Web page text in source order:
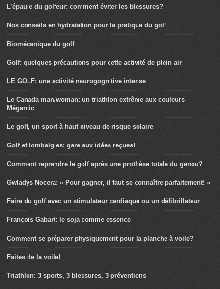
L’épaule du golfeur: comment éviter les blessures?
Nos conseils en hydratation pour la pratique du golf
Biomécanique du golf
Golf: quelques précautions pour cette activité de plein air
LE GOLF: une activité neurogognitive intense
Le Canada man/woman: un triathlon extrême aux couleurs
Mégantic
Le golf, un sport à haut niveau de risque solaire
Golf et lombalgies: gare aux idées reçues!
Comment reprendre le golf après une prothèse totale du genou?
Gwladys Nocera: « Pour gagner, il faut se connaître parfaitement! »
Faire du golf avec un stimulateur cardiaque ou un défibrillateur
François Gabart: le soja comme essence
Comment se préparer physiquement pour la planche à voile?
Faites de la voile!
Triathlon: 3 sports, 3 blessures, 3 préventions